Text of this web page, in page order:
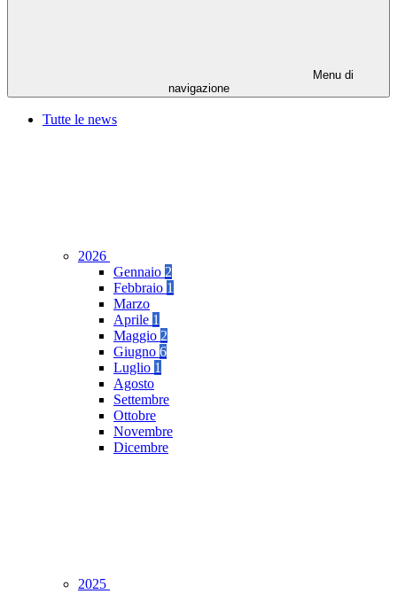
Menu di
navigazione
Tutte le news
2026
Gennaio 2
Febbraio 1
Marzo
Aprile 1
Maggio 2
Giugno 6
Luglio 1
Agosto
Settembre
Ottobre
Novembre
Dicembre
2025